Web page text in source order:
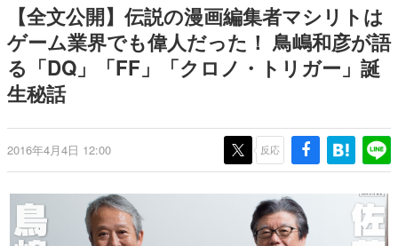
きます。
赫本
この物語を解いてはいけない。『赫本』は、〈試験問題〉
の形をした短編ホラー小説集です。
これからのデジタルゲーム市場を担う若きクリエイター達
の姿を追い、彼らのルーツと情熱を探っていきます。
ゲームに多大な影響を受けた作家さんに取材し、ゲームが
日本のコンテンツ産業やカルチャーに与えた影響を探る企
画です。
【全文公開】伝説の漫画編集者マシリトは
ゲーム業界でも偉人だった！ 鳥嶋和彦が語
る「DQ」「FF」「クロノ・トリガー」誕
生秘話
2016年4月4日 12:00 反応